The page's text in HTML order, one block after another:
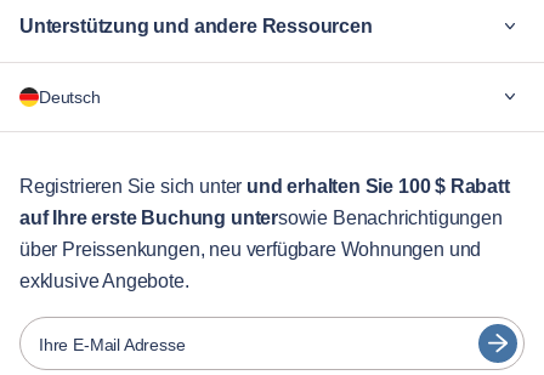
Unterstützung und andere Ressourcen
Für Unternehmen
Gästebetreuung
Stadt-Guide
Partner
Vermieter von Möbeln
Vermieter
Deutsch
English
Português
Español
Français
Registrieren Sie sich unter und erhalten Sie 100 $ Rabatt
auf Ihre erste Buchung untersowie Benachrichtigungen
über Preissenkungen, neu verfügbare Wohnungen und
exklusive Angebote.
Ihre E-Mail Adresse